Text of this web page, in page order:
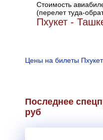
Стоимость
(перелет туда-
Пхукет -
Цены на билеты
Последнее
руб